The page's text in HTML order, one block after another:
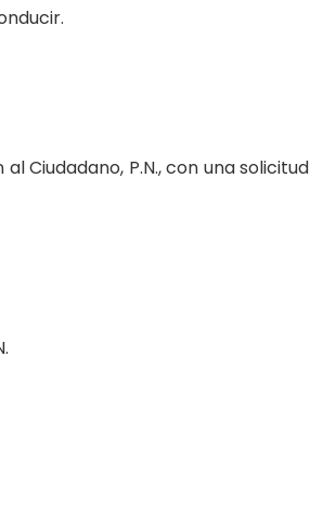
Ciudadano, P.N., con una solicitud